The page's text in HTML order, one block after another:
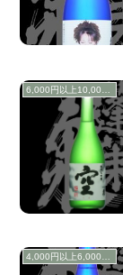
6,000円以上10,000円未満
4,000円以上6,000円未満